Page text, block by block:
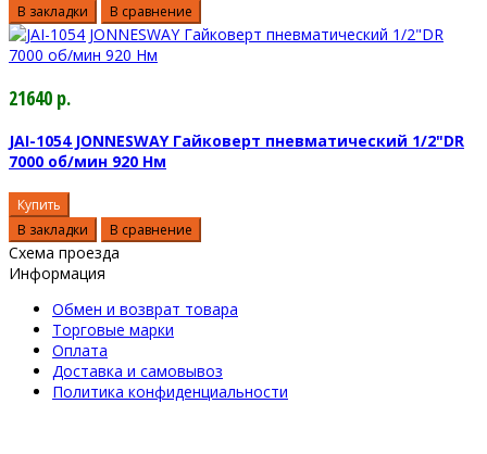
В закладки
В сравнение
21640 р.
JAI-1054 JONNESWAY Гайковерт пневматический 1/2"DR
7000 об/мин 920 Нм
Купить
В закладки
В сравнение
Схема проезда
Информация
Обмен и возврат товара
Торговые марки
Оплата
Доставка и самовывоз
Политика конфиденциальности